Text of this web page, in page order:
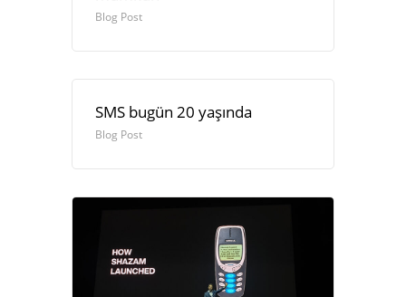
Blog Post
SMS bugün 20 yaşında
Blog Post